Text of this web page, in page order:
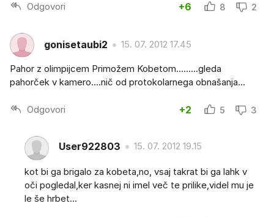
Odgovori +6 8 2
gonisetaubi2 15. 07. 2012 17.45
Pahor z olimpijcem Primožem Kobetom.........gleda
pahorček v kamero....nič od protokolarnega obnašanja...
Odgovori +2 5 3
User922803 15. 07. 2012 19.15
kot bi ga brigalo za kobeta,no, vsaj takrat bi ga lahk v
oči pogledal,ker kasnej ni imel več te prilike,videl mu je
le še hrbet...